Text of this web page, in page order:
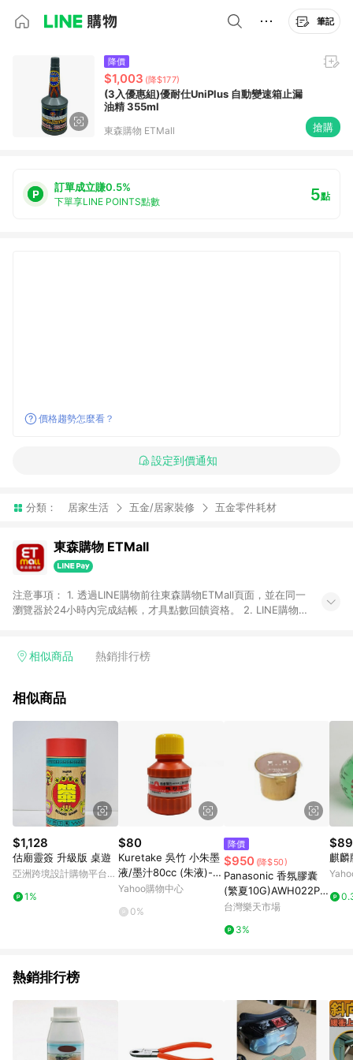
筆記
降價
$1,003 (降$177)
(3入優惠組)優耐仕UniPlus 自動變速箱止漏
油精 355ml
東森購物 ETMall 搶購
訂單成立賺0.5%
下單享LINE POINTS點數 5點
價格趨勢怎麼看？
設定到價通知
分類： 居家生活 五金/居家裝修 五金零件耗材
東森購物 ETMall
注意事項： 1. 透過LINE購物前往東森購物ETMall頁面，並在同一
瀏覽器於24小時內完成結帳，才具點數回饋資格。 2. LINE購物
單，皆不在點數回饋範圍內。 3. 如購買以下類別商品，將無法獲
球嚴選、商城、專案商品、「草莓網」全館商品。 4. 如取消訂
實際回饋請依LINE購物通知為主。 6. 訂單如有使用東森購物
ETMall站內之折扣優惠(包含但不限於東森幣、樂透金、東森現金
券等)，不具點數回饋資格。詳細請依東森購物ETMall之結帳頁面
顯示為準。 7. LINE購物設有「單一商品最高回饋點數」機制(特
殊活動時開放「回饋無上限」)，以同一訂單中同一商品不論件數
計算，並依訂單成立時間當下LINE購物所設定的回饋機制為準。
8. LINE購物為購物資訊整合性平台，商品資料更新會有時間差，
如顯示之商品規格、顏色、價位、贈品與東森購物ETMall銷售網
頁不符，以銷售網頁標示為準。 9. 若有贈點爭議，請務必於訂單
日期+180天以內至LINE購物客服洽詢；若超過180天(含)以上進
行申訴，恕無法贈點回饋。 10. 部分點數紅包僅限指定商品使
用，或不適用於無回饋商品。各點數紅包之適用商品與使用條件
相似商品 熱銷排行榜
相似商品
$1,128
估廟靈簽 升級版 桌遊
亞洲跨境設計購物平台
1%
$80
Kuretake 吳竹 小朱墨
液/墨汁80cc (朱液)-黃
蓋 宗教.事務用
Yahoo購物中心
0%
降價
$950 (降$50)
Panasonic 香氛膠囊
(繁夏10G)AWH022PB
2PB0-0B3乾衣機配件
台灣樂天市場
3%
$89
麒
熱銷排行榜